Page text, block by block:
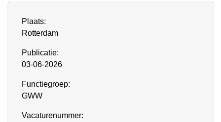
Plaats:
Rotterdam
Publicatie:
03-06-2026
Functiegroep:
GWW
Vacaturenummer: